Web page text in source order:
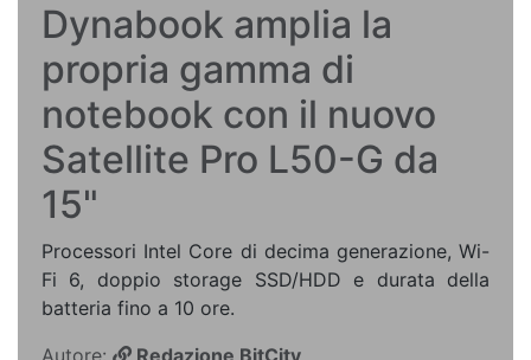
Dynabook amplia la
propria gamma di
notebook con il nuovo
Satellite Pro L50-G da
15"
Processori Intel Core di decima generazione, Wi-
Fi 6, doppio storage SSD/HDD e durata della
batteria fino a 10 ore.
Autore:
Redazione BitCity